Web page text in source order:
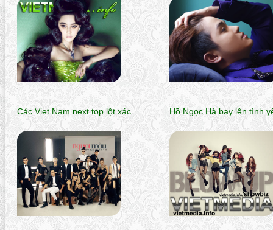
Các Viet Nam next top lột xác Hồ Ngọc Hà bay lên tình